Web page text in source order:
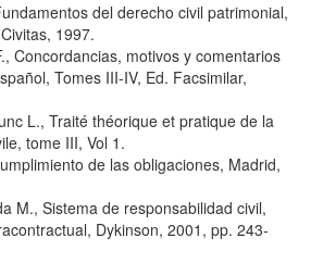
del derecho civil patrimonial,
1997.
Concordancias, motivos y comentarios
Tomes III-IV, Ed. Facsimilar,
L., Traité théorique et pratique de la
tome III, Vol 1.
de las obligaciones, Madrid,
M., Sistema de responsabilidad civil,
Dykinson, 2001, pp. 243-